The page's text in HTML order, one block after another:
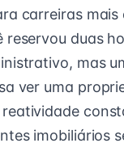
carreiras mais
reservou duas
mas
ver uma
reatividade
imobiliários